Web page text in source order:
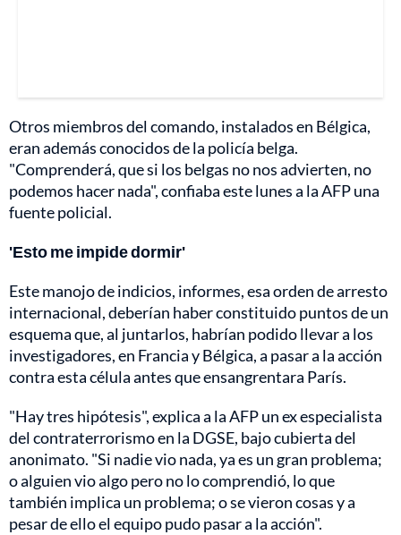
Otros miembros del comando, instalados en Bélgica,
eran además conocidos de la policía belga.
"Comprenderá, que si los belgas no nos advierten, no
podemos hacer nada", confiaba este lunes a la AFP una
fuente policial.
'Esto me impide dormir'
Este manojo de indicios, informes, esa orden de arresto
internacional, deberían haber constituido puntos de un
esquema que, al juntarlos, habrían podido llevar a los
investigadores, en Francia y Bélgica, a pasar a la acción
contra esta célula antes que ensangrentara París.
"Hay tres hipótesis", explica a la AFP un ex especialista
del contraterrorismo en la DGSE, bajo cubierta del
anonimato. "Si nadie vio nada, ya es un gran problema;
o alguien vio algo pero no lo comprendió, lo que
también implica un problema; o se vieron cosas y a
pesar de ello el equipo pudo pasar a la acción".